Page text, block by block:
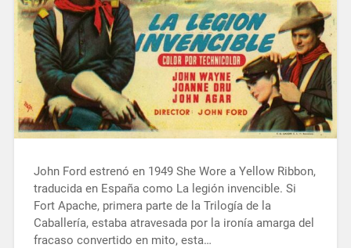
John Ford estrenó en 1949 She Wore a Yellow Ribbon,
traducida en España como La legión invencible. Si
Fort Apache, primera parte de la Trilogía de la
Caballería, estaba atravesada por la ironía amarga del
fracaso convertido en mito, esta…